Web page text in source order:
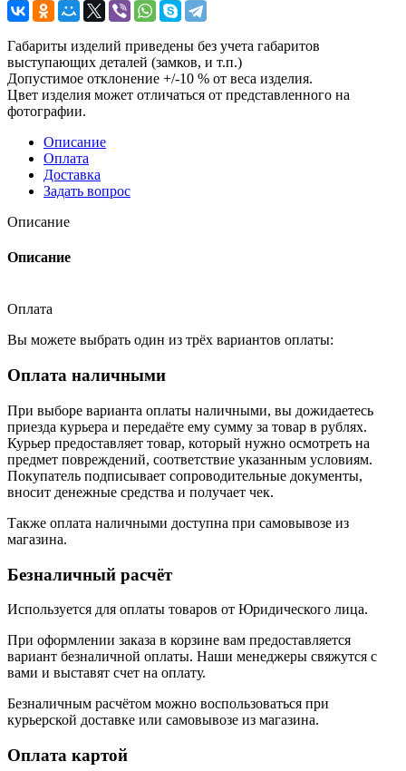
Габариты изделий приведены без учета габаритов
выступающих деталей (замков, и т.п.)
Допустимое отклонение +/-10 % от веса изделия.
Цвет изделия может отличаться от представленного на
фотографии.
Описание
Оплата
Доставка
Задать вопрос
Описание
Описание
Оплата
Вы можете выбрать один из трёх вариантов оплаты:
Оплата наличными
При выборе варианта оплаты наличными, вы дожидаетесь
приезда курьера и передаёте ему сумму за товар в рублях.
Курьер предоставляет товар, который нужно осмотреть на
предмет повреждений, соответствие указанным условиям.
Покупатель подписывает сопроводительные документы,
вносит денежные средства и получает чек.
Также оплата наличными доступна при самовывозе из
магазина.
Безналичный расчёт
Используется для оплаты товаров от Юридического лица.
При оформлении заказа в корзине вам предоставляется
вариант безналичной оплаты. Наши менеджеры свяжутся с
вами и выставят счет на оплату.
Безналичным расчётом можно воспользоваться при
курьерской доставке или самовывозе из магазина.
Оплата картой